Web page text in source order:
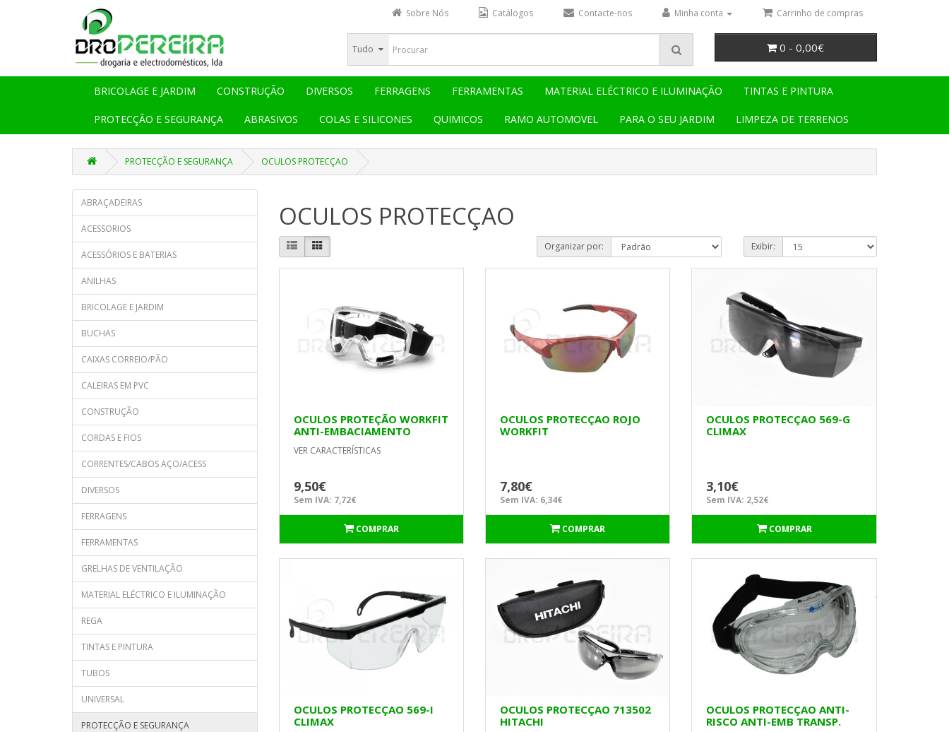
Sobre Nós Catálogos Contacte-nos Minha conta Carrinho de compras
Tudo 0 - 0,00€
BRICOLAGE E JARDIM CONSTRUÇÃO DIVERSOS FERRAGENS FERRAMENTAS MATERIAL ELÉCTRICO E ILUMINAÇÃO TINTAS E PINTURA
PROTECÇÃO E SEGURANÇA ABRASIVOS COLAS E SILICONES QUIMICOS RAMO AUTOMOVEL PARA O SEU JARDIM LIMPEZA DE TERRENOS
PROTECÇÃO E SEGURANÇA OCULOS PROTECÇAO
ABRAÇADEIRAS
ACESSORIOS
ACESSÓRIOS E BATERIAS
ANILHAS
BRICOLAGE E JARDIM
BUCHAS
CAIXAS CORREIO/PÃO
CALEIRAS EM PVC
CONSTRUÇÃO
CORDAS E FIOS
CORRENTES/CABOS AÇO/ACESS
DIVERSOS
FERRAGENS
FERRAMENTAS
GRELHAS DE VENTILAÇÃO
MATERIAL ELÉCTRICO E ILUMINAÇÃO
REGA
TINTAS E PINTURA
TUBOS
UNIVERSAL
PROTECÇÃO E SEGURANÇA
OCULOS PROTECÇAO
Organizar por: Exibir:
OCULOS PROTEÇÃO WORKFIT
ANTI-EMBACIAMENTO
VER CARACTERÍSTICAS
9,50€
Sem IVA: 7,72€
COMPRAR
OCULOS PROTECÇAO ROJO
WORKFIT
7,80€
Sem IVA: 6,34€
COMPRAR
OCULOS PROTECÇAO 569-G
CLIMAX
3,10€
Sem IVA: 2,52€
COMPRAR
OCULOS PROTECÇAO 569-I
CLIMAX
OCULOS PROTECÇAO 713502
HITACHI
OCULOS PROTECÇAO ANTI-
RISCO ANTI-EMB TRANSP.